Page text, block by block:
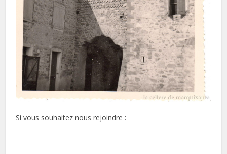
Si vous souhaitez nous rejoindre :